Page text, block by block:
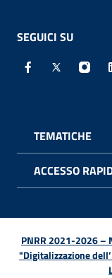
SEGUICI SU
Facebook -
X - Sito
TEMATICHE
ACCESSO
PNRR 2021-2026 –
"Digitalizzazione